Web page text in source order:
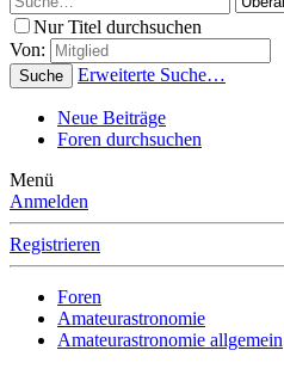
Nur Titel durchsuchen
Von:
Suche Erweiterte Suche…
Neue Beiträge
Foren durchsuchen
Menü
Anmelden
Registrieren
Foren
Amateurastronomie
Amateurastronomie allgemein